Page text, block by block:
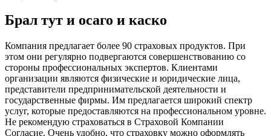
Брал тут и осаго и каско
Компания предлагает более 90 страховых продуктов. При
этом они регулярно подвергаются совершенствованию со
стороны профессиональных экспертов. Клиентами
организации являются физические и юридические лица,
представители предпринимательской деятельности и
государственные фирмы. Им предлагается широкий спектр
услуг, которые предоставляются на профессиональном уровне.
Не рекомендую страховаться в Страховой Компании
Согласие. Очень удобно, что страховку можно оформлять